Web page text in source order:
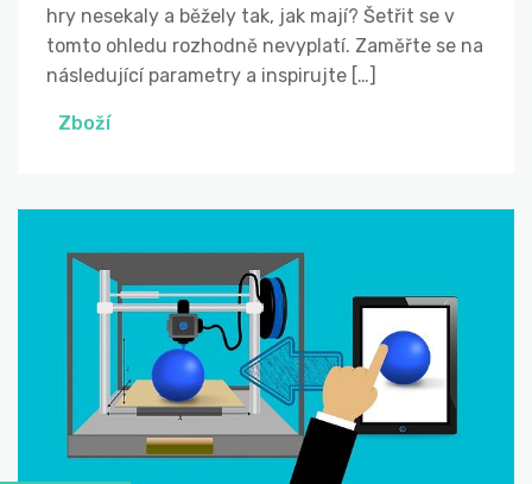
hry nesekaly a běžely tak, jak mají? Šetřit se v
tomto ohledu rozhodně nevyplatí. Zaměřte se na
následující parametry a inspirujte […]
Zboží